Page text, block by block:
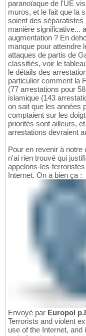
paranoïaque de l'UE
muros, et le fait que la
soient des
manière significative...
augmentation ? En
manque pour atteindre
attaques de partis de
classifiés, voir le
le détails des
particulier comment la
(77 arrestations pour
islamique (143
on sait que les années
comptaient sur les
priorités sont ailleurs,
arrestations devraient
Pour en revenir à
n'ai rien trouvé qui
appelons-les-
Internet. On a bien ça :
Envoyé par Europol
Terrorists and violent
use of the Internet,